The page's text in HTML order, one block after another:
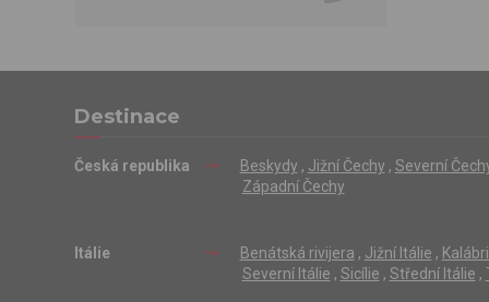
Destinace
Česká republika Beskydy , Jižní Čechy , Severní
Západní Čechy
Itálie
Benátská rivijera , Jižní Itálie ,
Severní Itálie , Sicílie , Střední Itálie ,